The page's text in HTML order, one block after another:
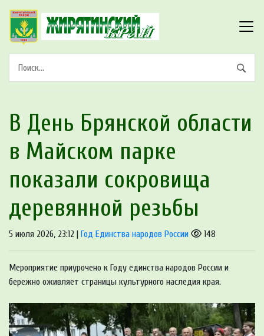
В День Брянской области
в Майском парке
показали сокровища
деревянной резьбы
5 июля 2026, 23:12 | Год Единства народов России 148
Мероприятие приурочено к Году единства народов России и
бережно оживляет страницы культурного наследия края.